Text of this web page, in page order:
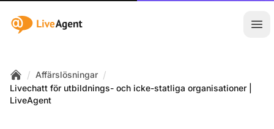
:site.title
Home
/ Affärslösningar /
Livechatt för utbildnings- och icke-statliga organisationer |
LiveAgent